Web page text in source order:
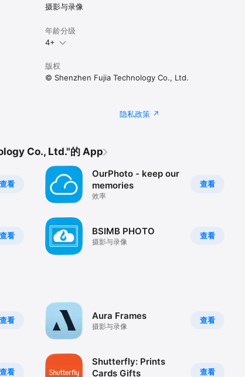
摄影与录像
年龄分级
4+
版权
© Shenzhen Fujia Technology Co., Ltd.
隐私政策
Co., Ltd."的 App
查看
查看
查看
OurPhoto - keep our
memories
效率
查看
BSIMB PHOTO
摄影与录像
查看
查看
查看
Aura Frames
摄影与录像
查看
Shutterfly: Prints
Cards Gifts